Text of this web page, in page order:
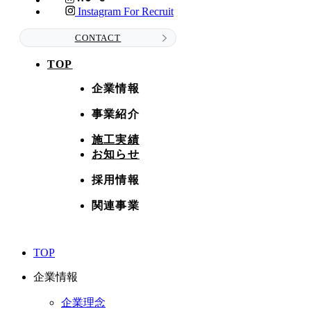
Instagram For Recruit
CONTACT
TOP
企業情報
事業紹介
施工実績
お知らせ
採用情報
関連事業
TOP
企業情報
企業理念